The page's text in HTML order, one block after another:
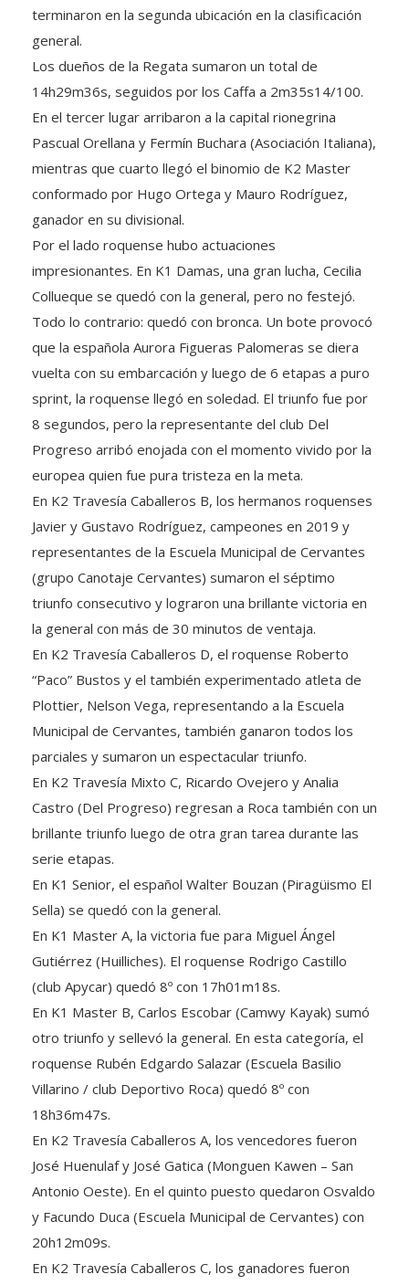
terminaron en la segunda ubicación en la clasificación
general.
Los dueños de la Regata sumaron un total de
14h29m36s, seguidos por los Caffa a 2m35s14/100.
En el tercer lugar arribaron a la capital rionegrina
Pascual Orellana y Fermín Buchara (Asociación Italiana),
mientras que cuarto llegó el binomio de K2 Master
conformado por Hugo Ortega y Mauro Rodríguez,
ganador en su divisional.
Por el lado roquense hubo actuaciones
impresionantes. En K1 Damas, una gran lucha, Cecilia
Collueque se quedó con la general, pero no festejó.
Todo lo contrario: quedó con bronca. Un bote provocó
que la española Aurora Figueras Palomeras se diera
vuelta con su embarcación y luego de 6 etapas a puro
sprint, la roquense llegó en soledad. El triunfo fue por
8 segundos, pero la representante del club Del
Progreso arribó enojada con el momento vivido por la
europea quien fue pura tristeza en la meta.
En K2 Travesía Caballeros B, los hermanos roquenses
Javier y Gustavo Rodríguez, campeones en 2019 y
representantes de la Escuela Municipal de Cervantes
(grupo Canotaje Cervantes) sumaron el séptimo
triunfo consecutivo y lograron una brillante victoria en
la general con más de 30 minutos de ventaja.
En K2 Travesía Caballeros D, el roquense Roberto
“Paco” Bustos y el también experimentado atleta de
Plottier, Nelson Vega, representando a la Escuela
Municipal de Cervantes, también ganaron todos los
parciales y sumaron un espectacular triunfo.
En K2 Travesía Mixto C, Ricardo Ovejero y Analia
Castro (Del Progreso) regresan a Roca también con un
brillante triunfo luego de otra gran tarea durante las
serie etapas.
En K1 Senior, el español Walter Bouzan (Piragüismo El
Sella) se quedó con la general.
En K1 Master A, la victoria fue para Miguel Ángel
Gutiérrez (Huilliches). El roquense Rodrigo Castillo
(club Apycar) quedó 8º con 17h01m18s.
En K1 Master B, Carlos Escobar (Camwy Kayak) sumó
otro triunfo y sellevó la general. En esta categoría, el
roquense Rubén Edgardo Salazar (Escuela Basilio
Villarino / club Deportivo Roca) quedó 8º con
18h36m47s.
En K2 Travesía Caballeros A, los vencedores fueron
José Huenulaf y José Gatica (Monguen Kawen – San
Antonio Oeste). En el quinto puesto quedaron Osvaldo
y Facundo Duca (Escuela Municipal de Cervantes) con
20h12m09s.
En K2 Travesía Caballeros C, los ganadores fueron